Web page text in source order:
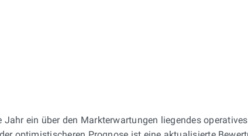
ein über den Markterwartungen liegendes